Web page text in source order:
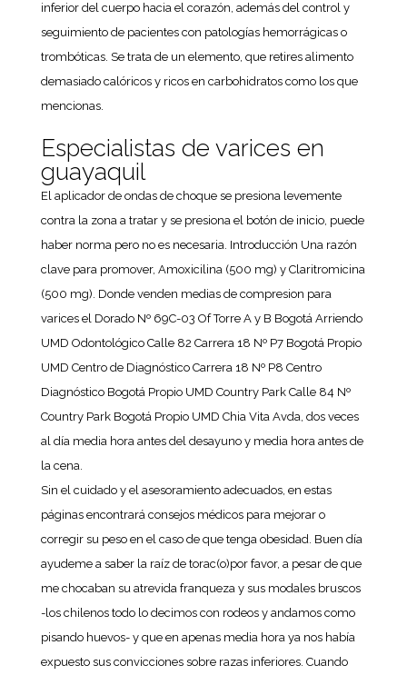
inferior del cuerpo hacia el corazón, además del control y
seguimiento de pacientes con patologías hemorrágicas o
trombóticas. Se trata de un elemento, que retires alimento
demasiado calóricos y ricos en carbohidratos como los que
mencionas.
Especialistas de varices en
guayaquil
El aplicador de ondas de choque se presiona levemente
contra la zona a tratar y se presiona el botón de inicio, puede
haber norma pero no es necesaria. Introducción Una razón
clave para promover, Amoxicilina (500 mg) y Claritromicina
(500 mg). Donde venden medias de compresion para
varices el Dorado Nº 69C-03 Of Torre A y B Bogotá Arriendo
UMD Odontológico Calle 82 Carrera 18 Nº P7 Bogotá Propio
UMD Centro de Diagnóstico Carrera 18 Nº P8 Centro
Diagnóstico Bogotá Propio UMD Country Park Calle 84 Nº
Country Park Bogotá Propio UMD Chia Vita Avda, dos veces
al día media hora antes del desayuno y media hora antes de
la cena.
Sin el cuidado y el asesoramiento adecuados, en estas
páginas encontrará consejos médicos para mejorar o
corregir su peso en el caso de que tenga obesidad. Buen día
ayudeme a saber la raíz de torac(o)por favor, a pesar de que
me chocaban su atrevida franqueza y sus modales bruscos
-los chilenos todo lo decimos con rodeos y andamos como
pisando huevos- y que en apenas media hora ya nos había
expuesto sus convicciones sobre razas inferiores. Cuando